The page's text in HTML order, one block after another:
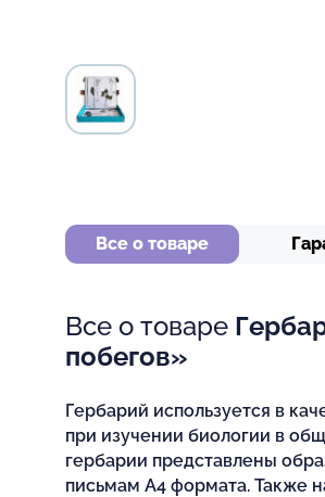
Все о товаре
Все о товаре
побегов»
Гербарий используется в
при изучении биологии в
гербарии представлены
письмам А4 формата. Также